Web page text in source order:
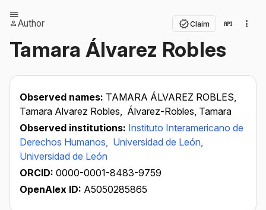
Author Claim
Tamara Álvarez Robles
Observed names: TAMARA ÁLVAREZ ROBLES,
Tamara Alvarez Robles, Álvarez-Robles, Tamara
Observed institutions: Instituto Interamericano de
Derechos Humanos, Universidad de León,
Universidad de León
ORCID: 0000-0001-8483-9759
OpenAlex ID: A5050285865